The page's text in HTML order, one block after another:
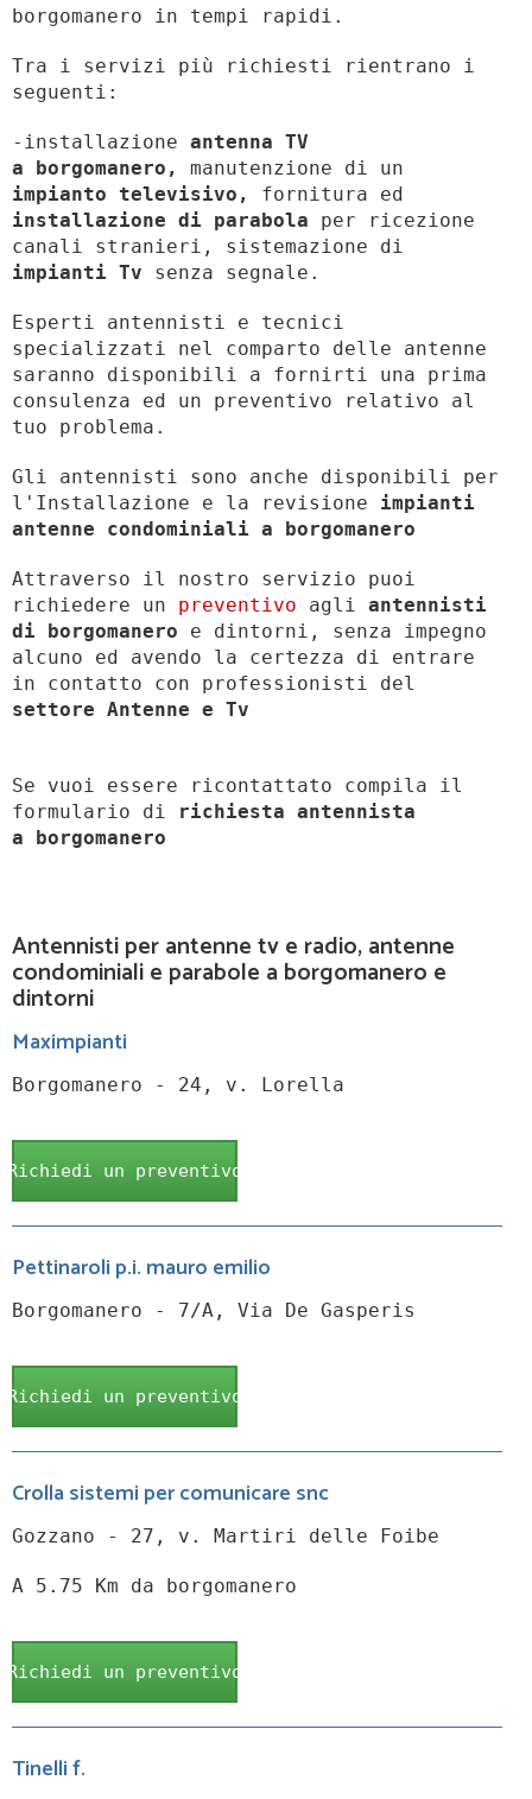
borgomanero in tempi rapidi.
Tra i servizi più richiesti rientrano i
seguenti:
-installazione antenna TV
a borgomanero, manutenzione di un
impianto televisivo, fornitura ed
installazione di parabola per ricezione
canali stranieri, sistemazione di
impianti Tv senza segnale.
Esperti antennisti e tecnici
specializzati nel comparto delle antenne
saranno disponibili a fornirti una prima
consulenza ed un preventivo relativo al
tuo problema.
Gli antennisti sono anche disponibili per
l'Installazione e la revisione impianti
antenne condominiali a borgomanero
Attraverso il nostro servizio puoi
richiedere un preventivo agli antennisti
di borgomanero e dintorni, senza impegno
alcuno ed avendo la certezza di entrare
in contatto con professionisti del
settore Antenne e Tv
Se vuoi essere ricontattato compila il
formulario di
richiesta antennista
a
borgomanero
Antennisti per antenne tv e radio, antenne
condominiali e parabole a borgomanero e
dintorni
Maximpianti
Borgomanero - 24, v. Lorella
Richiedi un preventivo
Pettinaroli p.i. mauro emilio
Borgomanero - 7/A, Via De Gasperis
Richiedi un preventivo
Crolla sistemi per comunicare snc
Gozzano - 27, v. Martiri delle Foibe
A 5.75 Km da borgomanero
Richiedi un preventivo
Tinelli f.